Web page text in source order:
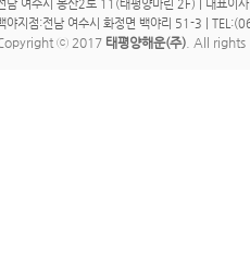
남 여수시 봉산2로 11(태평양마린 2F) | 대표
야지점:전남 여수시 화정면 백야리 51-3 |
ⓒ 2017 태평양해운(주) . All